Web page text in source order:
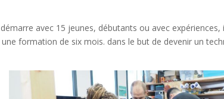
avec 15 jeunes, débutants ou avec
formation de six mois. dans le but de devenir un